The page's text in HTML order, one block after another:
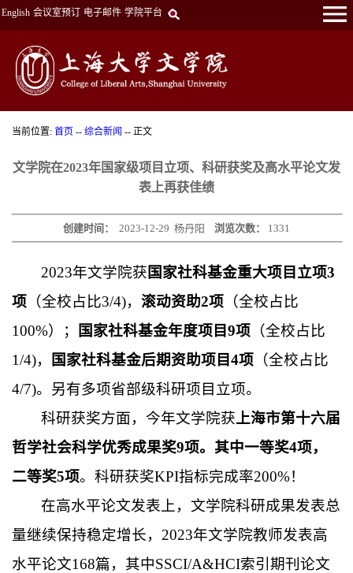
English 会议室预订 电子邮件 学院平台
当前位置: 首页 -- 综合新闻 -- 正文
文学院在2023年国家级项目立项、科研获奖及高水平论文发
表上再获佳绩
创建时间： 2023-12-29 杨丹阳 浏览次数： 1331
2023年文学院获国家社科基金重大项目立项3
项 （全校占比3/4)， 滚动资助2项 （全校占比
100%）；
国家社科基金年度项目9项 （全校占比
1/4)，
国家社科基金后期资助项目4项 （全校占比
4/7)。另有多项省部级科研项目立项。
科研获奖方面，今年文学院获上海市第十六届
哲学社会科学优秀成果奖9项。其中一等奖4项，
二等奖5项。科研获奖KPI指标完成率200%！
在高水平论文发表上，文学院科研成果发表总
量继续保持稳定增长，2023年文学院教师发表高
水平论文168篇，其中SSCI/A&HCI索引期刊论文